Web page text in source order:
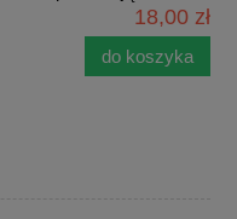
18,00 zł
do koszyka